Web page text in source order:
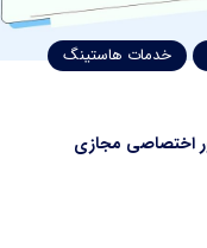
خدمات هاستینگ